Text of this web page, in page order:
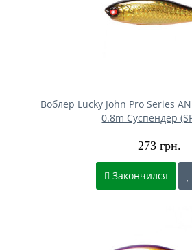
Воблер Lucky John Pro Series
0.8m Cуспендер
273 грн.
Закончился